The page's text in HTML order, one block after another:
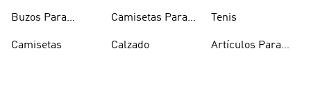
Buzos Para
Camisetas
Camisetas Para
Calzado
Tenis
Artículos Para